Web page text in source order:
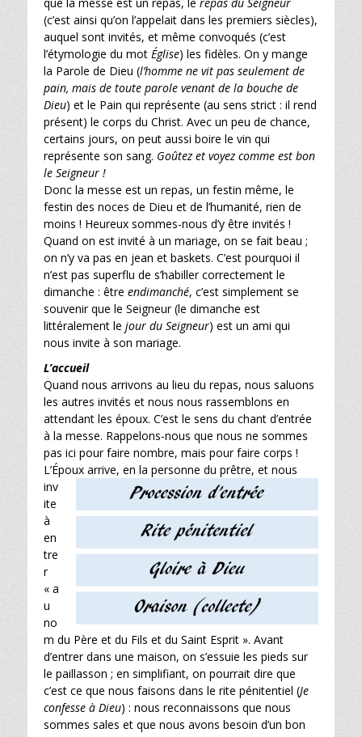
(c’est ainsi qu’on l’appelait dans les premiers siècles),
auquel sont invités, et même convoqués (c’est
l’étymologie du mot Église) les fidèles. On y mange
la Parole de Dieu (l’homme ne vit pas seulement de
pain, mais de toute parole venant de la bouche de
Dieu) et le Pain qui représente (au sens strict : il rend
présent) le corps du Christ. Avec un peu de chance,
certains jours, on peut aussi boire le vin qui
représente son sang. Goûtez et voyez comme est bon
le Seigneur !
Donc la messe est un repas, un festin même, le
festin des noces de Dieu et de l’humanité, rien de
moins ! Heureux sommes-nous d’y être invités !
Quand on est invité à un mariage, on se fait beau ;
on n’y va pas en jean et baskets. C’est pourquoi il
n’est pas superflu de s’habiller correctement le
dimanche : être endimanché, c’est simplement se
souvenir que le Seigneur (le dimanche est
littéralement le jour du Seigneur) est un ami qui
nous invite à son mariage.
L’accueil
Quand nous arrivons au lieu du repas, nous saluons
les autres invités et nous nous rassemblons en
attendant les époux. C’est le sens du chant d’entrée
à la messe. Rappelons-nous que nous ne sommes
pas ici pour faire nombre, mais pour faire corps !
L’Époux arrive, en la personne du prêtre, et nous
inv
ite
à
en
tre
r
« a
u
no
m du Père et du Fils et du Saint Esprit ». Avant
d’entrer dans une maison, on s’essuie les pieds sur
le paillasson ; en simplifiant, on pourrait dire que
c’est ce que nous faisons dans le rite pénitentiel (Je
confesse à Dieu) : nous reconnaissons que nous
sommes sales et que nous avons besoin d’un bon